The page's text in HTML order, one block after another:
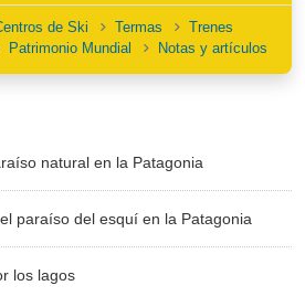
de Ski Termas
Trenes
Patrimonio Mundial Notas y artículos
natural en la Patagonia
paraíso del esquí en la Patagonia
los lagos